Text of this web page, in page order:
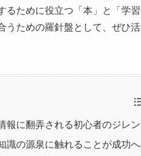
るために役立つ「本」と「学
うための羅針盤として、ぜひ活
報に翻弄される初心者のジレ
識の源泉に触れることが成功